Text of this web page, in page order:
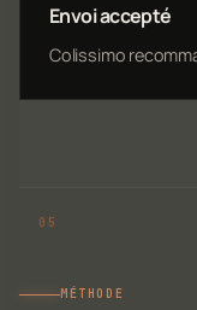
Envoi accepté
Colissimo
MÉTHODE